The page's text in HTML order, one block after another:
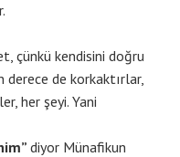
çünkü kendisini doğru
derece de korkaktırlar,
her şeyi. Yani
diyor Münafikun